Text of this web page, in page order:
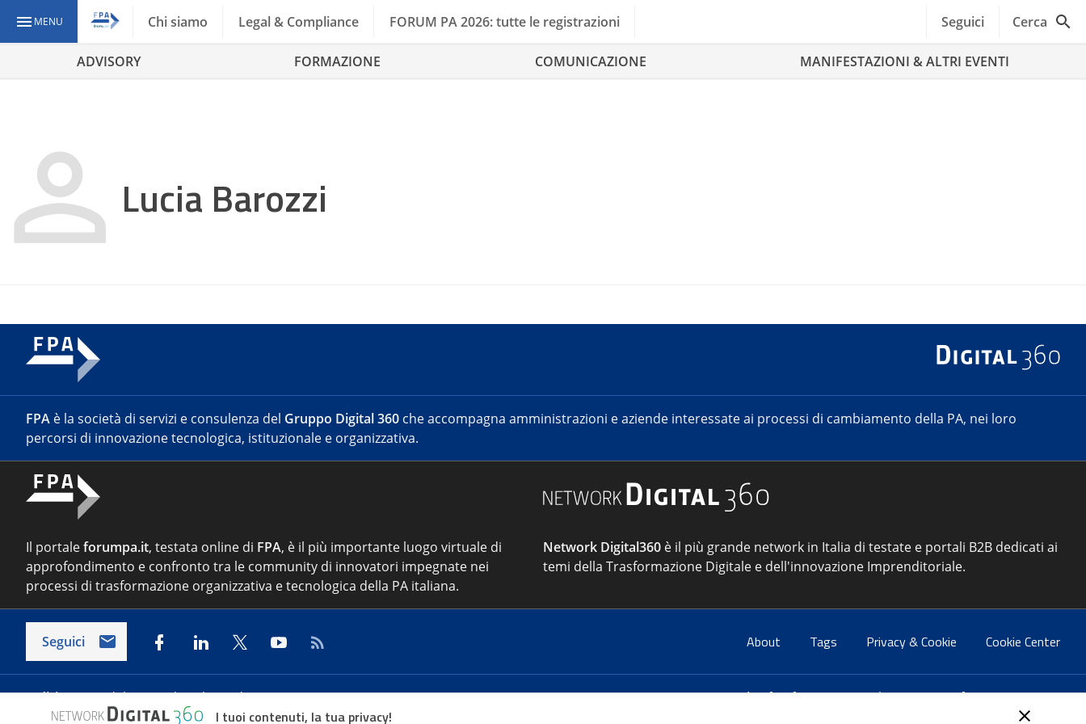
MENU Chi siamo Legal & Compliance FORUM PA 2026: tutte le registrazioni Seguici Cerca
ADVISORY FORMAZIONE COMUNICAZIONE MANIFESTAZIONI & ALTRI EVENTI
Lucia Barozzi
FPA è la società di servizi e consulenza del Gruppo Digital 360 che accompagna amministrazioni e aziende interessate ai processi di cambiamento della PA, nei loro
percorsi di innovazione tecnologica, istituzionale e organizzativa.
Il portaleforumpa.it, testata online di FPA, è il più importante luogo virtuale di
approfondimento e confronto tra le community di innovatori impegnate nei
processi di trasformazione organizzativa e tecnologica della PA italiana.
Network Digital360 è il più grande network in Italia di testate e portali B2B dedicati ai
temi della Trasformazione Digitale e dell'innovazione Imprenditoriale.
Seguici About Tags Privacy & Cookie Cookie Center
Indirizzo:Via del Porto Fluviale 67/d – 00154 Roma Contatti:info@forumpa.it- tel. 06 684251 - fax. 06 68425433
I tuoi contenuti, la tua privacy!